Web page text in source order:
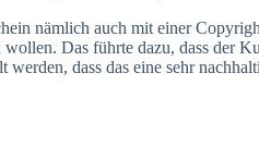
nämlich auch mit einer
Das führte dazu, dass der
dass das eine sehr